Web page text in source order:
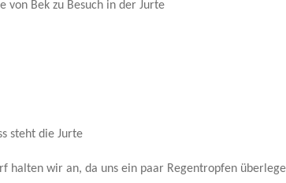
von Bek zu Besuch in der Jurte
steht die Jurte
halten wir an, da uns ein paar Regentropfen